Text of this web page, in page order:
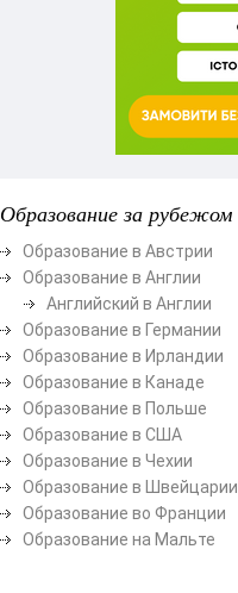
Образование за рубежом
Образование в Австрии
Образование в Англии
Английский в Англии
Образование в Германии
Образование в Ирландии
Образование в Канаде
Образование в Польше
Образование в США
Образование в Чехии
Образование в Швейцарии
Образование во Франции
Образование на Мальте